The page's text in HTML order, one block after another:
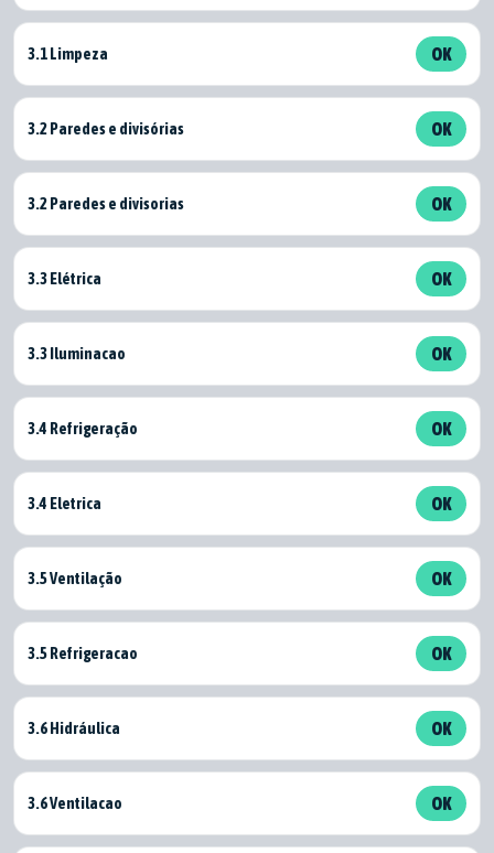
3.1 Limpeza OK
3.2 Paredes e divisórias OK
3.2 Paredes e divisorias OK
3.3 Elétrica OK
3.3 Iluminacao OK
3.4 Refrigeração OK
3.4 Eletrica OK
3.5 Ventilação OK
3.5 Refrigeracao OK
3.6 Hidráulica OK
3.6 Ventilacao OK